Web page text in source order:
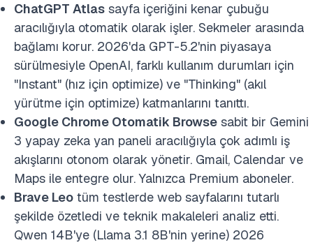
ChatGPT Atlas sayfa içeriğini kenar çubuğu
aracılığıyla otomatik olarak işler. Sekmeler arasında
bağlamı korur. 2026'da GPT-5.2'nin piyasaya
sürülmesiyle OpenAI, farklı kullanım durumları için
"Instant" (hız için optimize) ve "Thinking" (akıl
yürütme için optimize) katmanlarını tanıttı.
Google Chrome Otomatik Browse sabit bir Gemini
3 yapay zeka yan paneli aracılığıyla çok adımlı iş
akışlarını otonom olarak yönetir. Gmail, Calendar ve
Maps ile entegre olur. Yalnızca Premium aboneler.
Brave Leo tüm testlerde web sayfalarını tutarlı
şekilde özetledi ve teknik makaleleri analiz etti.
Qwen 14B'ye (Llama 3.1 8B'nin yerine) 2026